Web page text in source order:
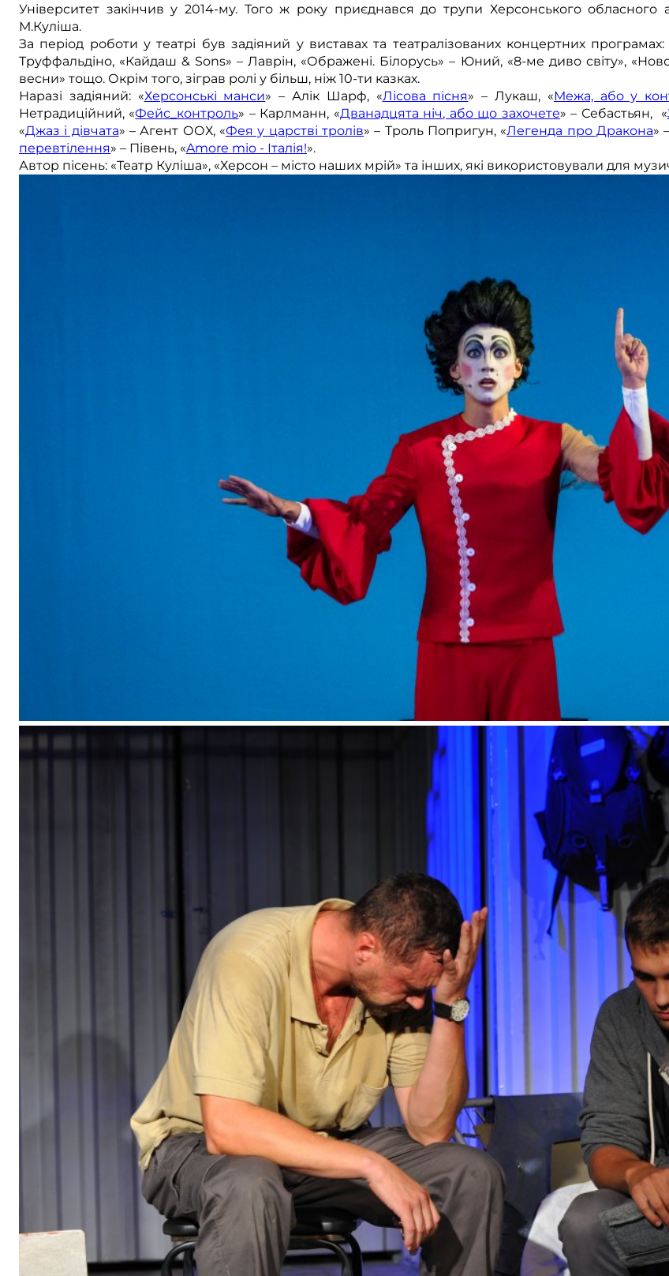
Університет закінчив у 2014-му. Того ж року приєднався до трупи Херсонського обласного
М.Куліша.
За період роботи у театрі був задіяний у виставах та театралізованих концертних
Труффальдіно, «Кайдаш & Sons» – Лаврін, «Ображені. Білорусь» – Юний, «8-ме диво світу»,
весни» тощо. Окрім того, зіграв ролі у більш, ніж 10-ти казках.
Наразі задіяний: «Херсонські манси» – Алік Шарф, «Лісова пісня» – Лукаш, «Межа, або у
Нетрадиційний, «Фейс_контроль» – Карлманн, «Дванадцята ніч, або що захочете» – Себастьян, «
«Джаз і дівчата» – Агент ООХ, «Фея у царстві тролів» – Троль Попригун, «Легенда про Дракона»
перевтілення» – Півень, «Amore mio - Італія!».
Автор пісень: «Театр Куліша», «Херсон – мiсто наших мрiй» та інших, які використовували для